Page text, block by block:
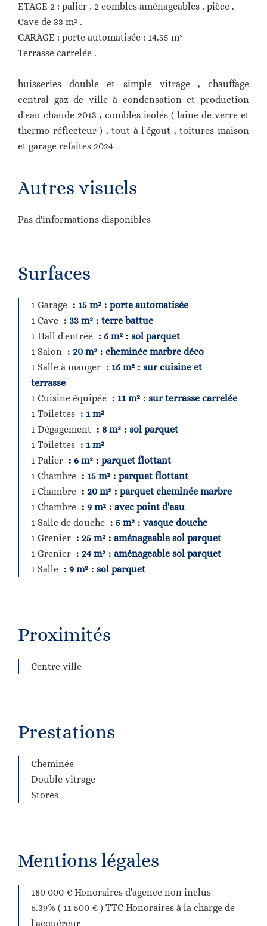
ETAGE 2 : palier , 2 combles aménageables , pièce .
Cave de 33 m² .
GARAGE : porte automatisée : 14.55 m²
Terrasse carrelée .
huisseries double et simple vitrage , chauffage
central gaz de ville à condensation et production
d'eau chaude 2013 , combles isolés ( laine de verre et
thermo réflecteur ) , tout à l'égout , toitures maison
et garage refaites 2024
Autres visuels
Pas d'informations disponibles
Surfaces
1 Garage 15 m²
porte automatisée
1 Cave
33 m²
terre battue
1 Hall d'entrée
6 m²
sol parquet
1 Salon
20 m²
cheminée marbre déco
1 Salle à manger
16 m²
sur cuisine et
terrasse
1 Cuisine équipée
11 m²
sur terrasse carrelée
1 Toilettes
1 m²
1 Dégagement
8 m²
sol parquet
1 Toilettes
1 m²
1 Palier
6 m²
parquet flottant
1 Chambre
15 m²
parquet flottant
1 Chambre
20 m²
parquet cheminée marbre
1 Chambre
9 m²
avec point d'eau
1 Salle de douche
5 m²
vasque douche
1 Grenier
25 m²
aménageable sol parquet
1 Grenier
24 m²
aménageable sol parquet
1 Salle
9 m² sol parquet
Proximités
Centre ville
Prestations
Cheminée
Double vitrage
Stores
Mentions légales
180 000 € Honoraires d'agence non inclus
6.39% ( 11 500 € ) TTC Honoraires à la charge de
l'acquéreur